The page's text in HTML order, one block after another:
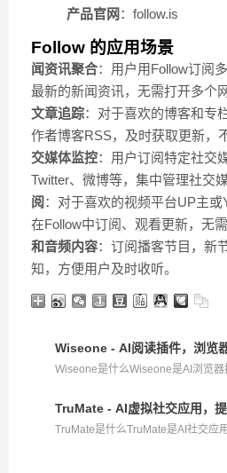
产品官网 ：follow.is
Follow 的应用场景
闻资讯聚合：用户用Follow订阅
最新的新闻资讯，无需打开多个
文章追踪：对于喜欢的博客和专
作者博客RSS，及时获取更新，
交媒体监控：用户订阅特定社交
Twitter、微博等，集中管理社交媒
阅 ：对于喜欢的视频平台UP主或
在Follow中订阅、观看更新，无
和音频内容：订阅播客节目，新
知，方便用户及时收听。
Wiseone - AI阅读插件，浏览
Wiseone是什么Wiseone是AI浏览
TruMate - AI虚拟社交应用，
TruMate是什么TruMate是AI社交应